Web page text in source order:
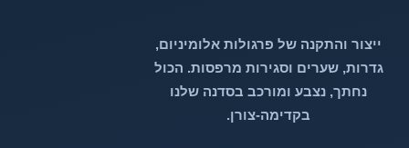
ייצור והתקנה של פרגולות אלומיניום,
גדרות, שערים וסגירות מרפסות. הכול
נחתך, נצבע ומורכב בסדנה שלנו
בקדימה-צורן.